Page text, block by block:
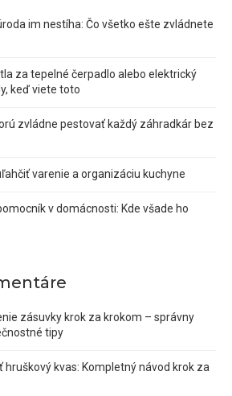
im nestíha: Čo všetko ešte zvládnete
za tepelné čerpadlo alebo elektrický
keď viete toto
zvládne pestovať každý záhradkár bez
varenie a organizáciu kuchyne
v domácnosti: Kde všade ho
zásuvky krok za krokom – správny
tipy
hruškový kvas: Kompletný návod krok za